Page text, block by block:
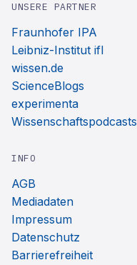
UNSERE PARTNER
Fraunhofer IPA
Leibniz-Institut ifl
wissen.de
ScienceBlogs
experimenta
Wissenschaftspodcasts
INFO
AGB
Mediadaten
Impressum
Datenschutz
Barrierefreiheit